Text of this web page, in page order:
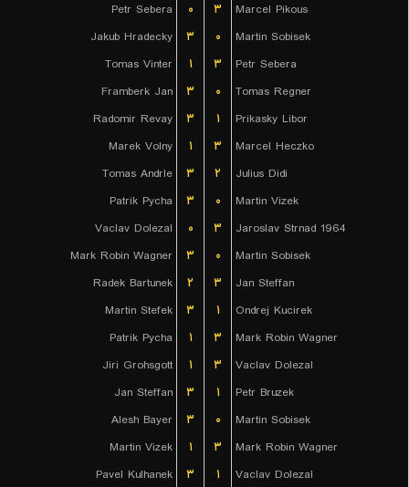
Petr Sebera
۰ ۳
Marcel Pikous
Jakub Hradecky
۳ ۰
Martin Sobisek
Tomas Vinter
۱ ۳
Petr Sebera
Framberk Jan
۳ ۰
Tomas Regner
Radomir Revay
۳ ۱
Prikasky Libor
Marek Volny
۱ ۳
Marcel Heczko
Tomas Andrle
۳ ۲
Julius Didi
Patrik Pycha
۳ ۰
Martin Vizek
Vaclav Dolezal
۰ ۳
Jaroslav Strnad 1964
Mark Robin Wagner
۳ ۰
Martin Sobisek
Radek Bartunek
۲ ۳
Jan Steffan
Martin Stefek
۳ ۱
Ondrej Kucirek
Patrik Pycha
۱ ۳
Mark Robin Wagner
Jiri Grohsgott
۱ ۳
Vaclav Dolezal
Jan Steffan
۳ ۱
Petr Bruzek
Alesh Bayer
۳ ۰
Martin Sobisek
Martin Vizek
۱ ۳
Mark Robin Wagner
Pavel Kulhanek
۳ ۱
Vaclav Dolezal